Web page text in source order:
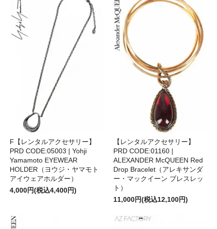
F【レンタルアクセサリー】
PRD CODE:05003 | Yohji
Yamamoto EYEWEAR
HOLDER（ヨウジ・ヤマモト
アイウェアホルダー）
4,000円(税込4,400円)
【レンタルアクセサリー】
PRD CODE:01160 |
ALEXANDER McQUEEN Red
Drop Bracelet（アレキサンダ
ー・マックイーン ブレスレッ
ト）
11,000円(税込12,100円)